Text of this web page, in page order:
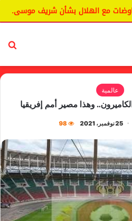
مع الهلال بشأن شريف موسى.
عالمية
وهذا مصير أمم إفريقيا
25 نوفمبر، 2021 98